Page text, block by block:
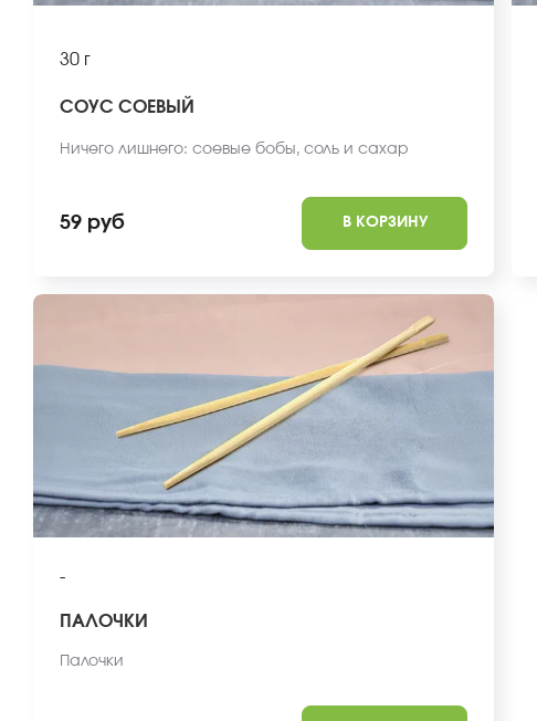
30 г
СОУС СОЕВЫЙ
Ничего лишнего: соевые бобы, соль и сахар
59 руб В КОРЗИНУ
-
ПАЛОЧКИ
Палочки